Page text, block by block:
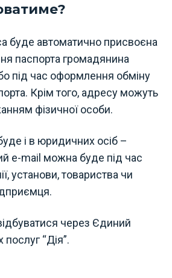
буде автоматично присвоєна
паспорта громадянина
під час оформлення обміну
Крім того, адресу можуть
фізичної особи.
і в юридичних осіб –
e-mail можна буде під час
установи, товариства чи
через Єдиний
“Дія”.